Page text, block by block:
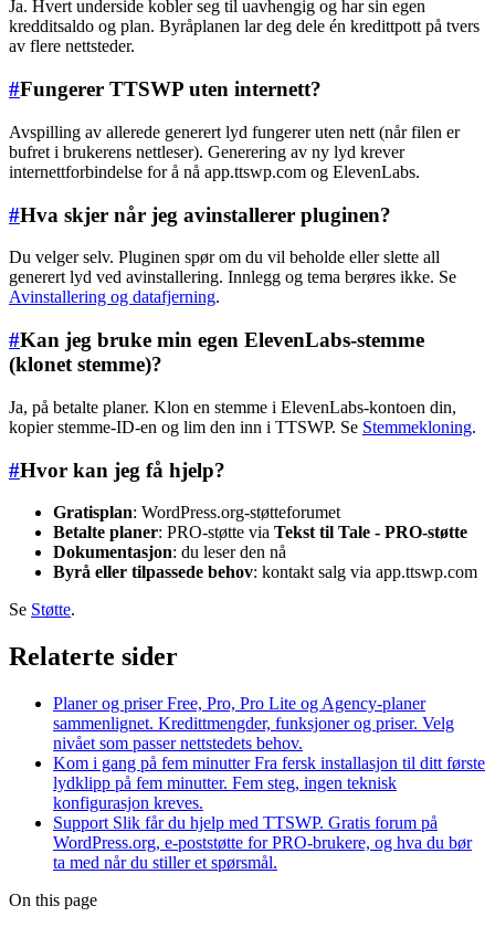
Ja. Hvert underside kobler seg til uavhengig og har sin egen
kredditsaldo og plan. Byråplanen lar deg dele én kredittpott på tvers
av flere nettsteder.
#Fungerer TTSWP uten internett?
Avspilling av allerede generert lyd fungerer uten nett (når filen er
bufret i brukerens nettleser). Generering av ny lyd krever
internettforbindelse for å nå app.ttswp.com og ElevenLabs.
#Hva skjer når jeg avinstallerer pluginen?
Du velger selv. Pluginen spør om du vil beholde eller slette all
generert lyd ved avinstallering. Innlegg og tema berøres ikke. Se
Avinstallering og datafjerning.
#Kan jeg bruke min egen ElevenLabs-stemme
(klonet stemme)?
Ja, på betalte planer. Klon en stemme i ElevenLabs-kontoen din,
kopier stemme-ID-en og lim den inn i TTSWP. Se Stemmekloning.
#Hvor kan jeg få hjelp?
Gratisplan: WordPress.org-støtteforumet
Betalte planer: PRO-støtte via Tekst til Tale - PRO-støtte
Dokumentasjon: du leser den nå
Byrå eller tilpassede behov: kontakt salg via app.ttswp.com
Se Støtte.
Relaterte sider
Planer og priser Free, Pro, Pro Lite og Agency-planer
sammenlignet. Kredittmengder, funksjoner og priser. Velg
nivået som passer nettstedets behov.
Kom i gang på fem minutter Fra fersk installasjon til ditt første
lydklipp på fem minutter. Fem steg, ingen teknisk
konfigurasjon kreves.
Support Slik får du hjelp med TTSWP. Gratis forum på
WordPress.org, e-poststøtte for PRO-brukere, og hva du bør
ta med når du stiller et spørsmål.
On this page